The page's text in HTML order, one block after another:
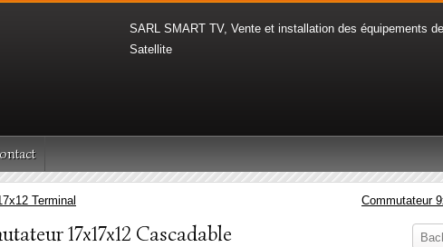
SARL SMART TV, Vente et installation des équipements
Satellite
Terminal Commutateur
17x17x12 Cascadable